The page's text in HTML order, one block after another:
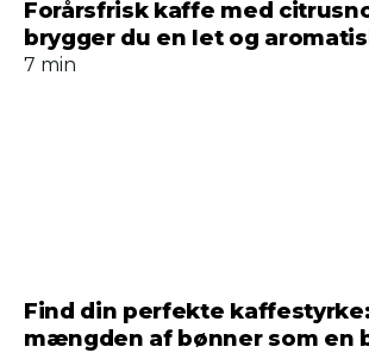
Forårsfrisk kaffe med
brygger du en let og
7 min
Find din perfekte
mængden af bønner som en